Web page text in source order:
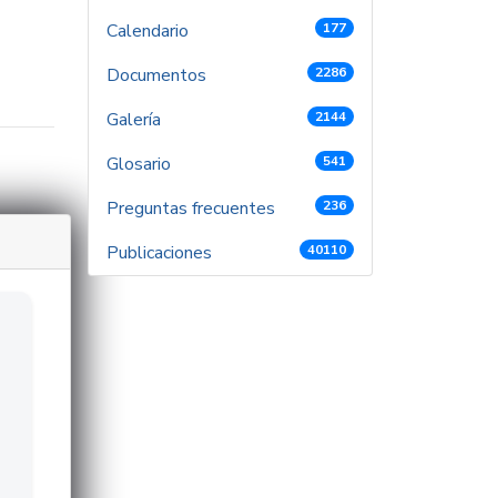
Calendario
177
Documentos 2286
Galería 2144
Glosario 541
Preguntas frecuentes 236
Publicaciones 40110